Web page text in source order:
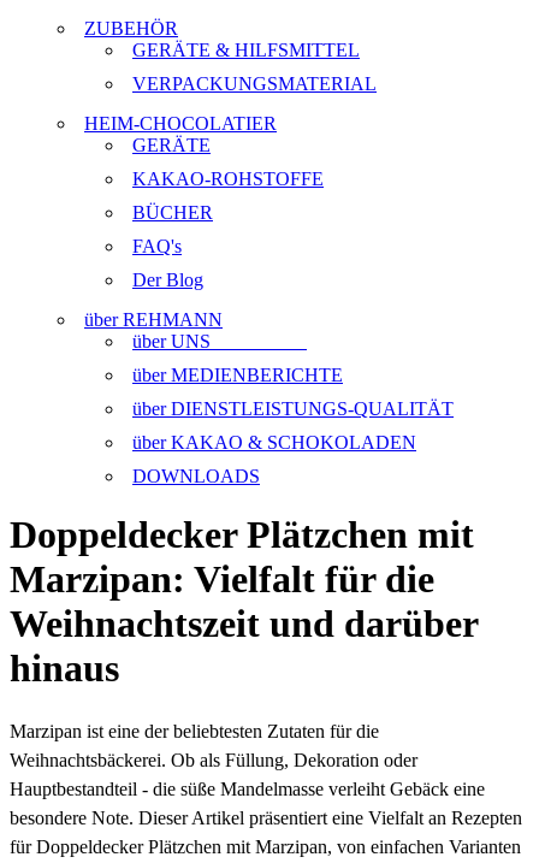
ZUBEHÖR
GERÄTE & HILFSMITTEL
VERPACKUNGSMATERIAL
HEIM-CHOCOLATIER
GERÄTE
KAKAO-ROHSTOFFE
BÜCHER
FAQ's
Der Blog
über REHMANN
über UNS
über MEDIENBERICHTE
über DIENSTLEISTUNGS-QUALITÄT
über KAKAO & SCHOKOLADEN
DOWNLOADS
Doppeldecker Plätzchen mit
Marzipan: Vielfalt für die
Weihnachtszeit und darüber
hinaus
Marzipan ist eine der beliebtesten Zutaten für die
Weihnachtsbäckerei. Ob als Füllung, Dekoration oder
Hauptbestandteil - die süße Mandelmasse verleiht Gebäck eine
besondere Note. Dieser Artikel präsentiert eine Vielfalt an Rezepten
für Doppeldecker Plätzchen mit Marzipan, von einfachen Varianten